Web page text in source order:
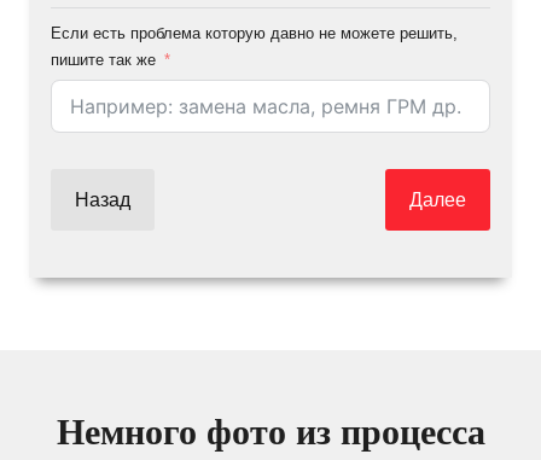
Если есть проблема которую давно не можете решить,
пишите так же
Назад Далее
Немного фото из процесса